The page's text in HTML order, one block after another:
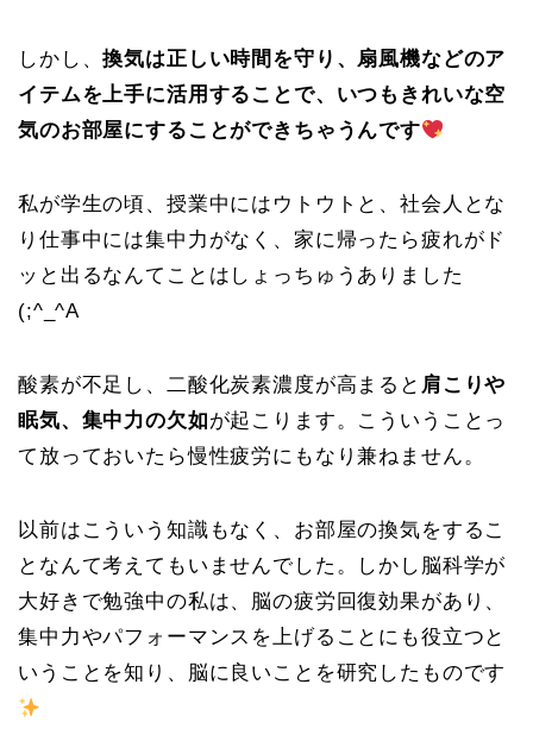
しかし、換気は正しい時間を守り、扇風機などのア
イテムを上手に活用することで、いつもきれいな空
気のお部屋にすることができちゃうんです
私が学生の頃、授業中にはウトウトと、社会人とな
り仕事中には集中力がなく、家に帰ったら疲れがド
ッと出るなんてことはしょっちゅうありました
(;^_^A
酸素が不足し、二酸化炭素濃度が高まると 肩こりや
眠気、集中力の欠如が起こります。こういうことっ
て放っておいたら慢性疲労にもなり兼ねません。
以前はこういう知識もなく、お部屋の換気をするこ
となんて考えてもいませんでした。しかし脳科学が
大好きで勉強中の私は、脳の疲労回復効果があり、
集中力やパフォーマンスを上げることにも役立つと
いうことを知り、脳に良いことを研究したものです